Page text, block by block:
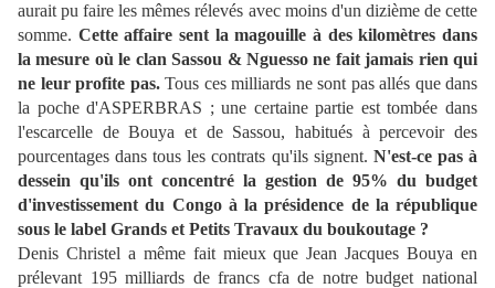
aurait pu faire les mêmes rélevés avec moins d'un dizième de cette
somme. Cette affaire sent la magouille à des kilomètres dans
la mesure où le clan Sassou & Nguesso ne fait jamais rien qui
ne leur profite pas.Tous ces milliards ne sont pas allés que dans
la poche d'ASPERBRAS ; une certaine partie est tombée dans
l'escarcelle de Bouya et de Sassou, habitués à percevoir des
pourcentages dans tous les contrats qu'ils signent. N'est-ce pas à
dessein qu'ils ont concentré la gestion de 95% du budget
d'investissement du Congo à la présidence de la république
sous le label Grands et Petits Travaux du boukoutage ?
Denis Christel a même fait mieux que Jean Jacques Bouya en
prélevant 195 milliards de francs cfa de notre budget national